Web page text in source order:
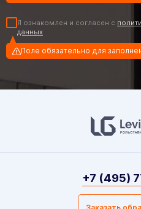
Я ознакомлен и согласен с
данных
Поле обязательно для
+7 (495)